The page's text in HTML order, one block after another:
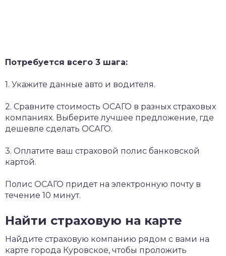
Потребуется всего 3 шага:
1. Укажите данные авто и водителя.
2. Сравните стоимость ОСАГО в разных страховых
компаниях. Выберите лучшее предложение, где
дешевле сделать ОСАГО.
3. Оплатите ваш страховой полис банковской
картой.
Полис ОСАГО придет на электронную почту в
течение 10 минут.
Найти страховую на карте
Найдите страховую компанию рядом с вами на
карте города Куровское, чтобы проложить